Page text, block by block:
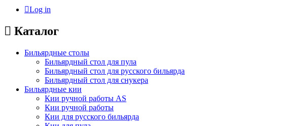
Log in
Каталог
Бильярдные столы
Бильярдный стол для пула
Бильярдный стол для русского бильярда
Бильярдный стол для снукера
Бильярдные кии
Кии ручной работы AS
Кии ручной работы
Кии для русского бильярда